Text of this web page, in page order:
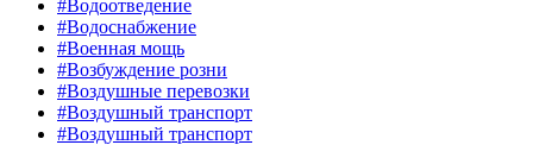
#Водоотведение
#Водоснабжение
#Военная мощь
#Возбуждение розни
#Воздушные перевозки
#Воздушный транспорт
#Воздушный транспорт